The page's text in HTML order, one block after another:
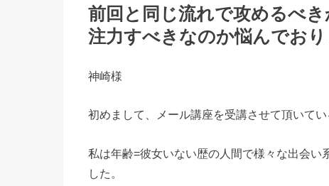
前回と同じ流れで攻めるべ
注力すべきなのか悩んでおり
神崎様
初めまして、メール講座を受講させて頂いて
私は年齢=彼女いない歴の人間で様々な出会
した。